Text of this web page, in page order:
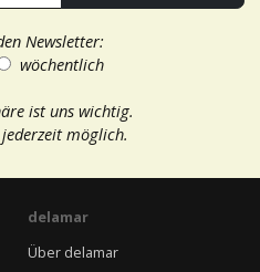
Newsletter:
wöchentlich
ist uns wichtig.
möglich.
delamar
Über delamar